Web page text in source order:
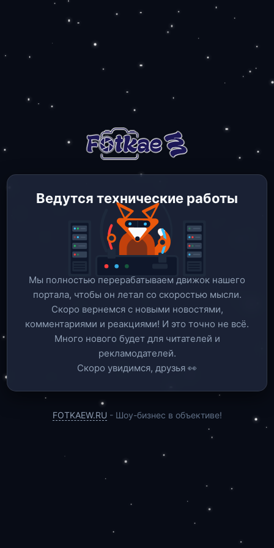
Ведутся технические работы
Мы полностью перерабатываем движок нашего
портала, чтобы он летал со скоростью мысли.
Скоро вернемся c новыми новостями,
комментариями и реакциями! И это точно не всё.
Много нового будет для читателей и
рекламодателей.
Скоро увидимся, друзья 👀
FOTKAEW.RU - Шоу-бизнес в объективе!